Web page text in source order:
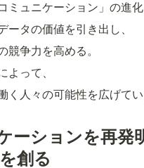
ュニケーション」の進化
タの価値を引き出し、
争力を高める。
って、
く人々の可能性を広げてい
ーションを再発
創る